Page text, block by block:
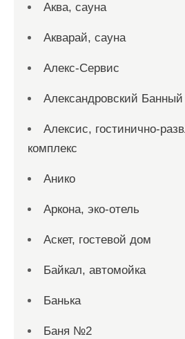
Аква, сауна
Акварай, сауна
Алекс-Сервис
Александровский
Алексис, гостинично-
комплекс
Анико
Аркона, эко-отель
Аскет, гостевой дом
Байкал, автомойка
Банька
Баня №2